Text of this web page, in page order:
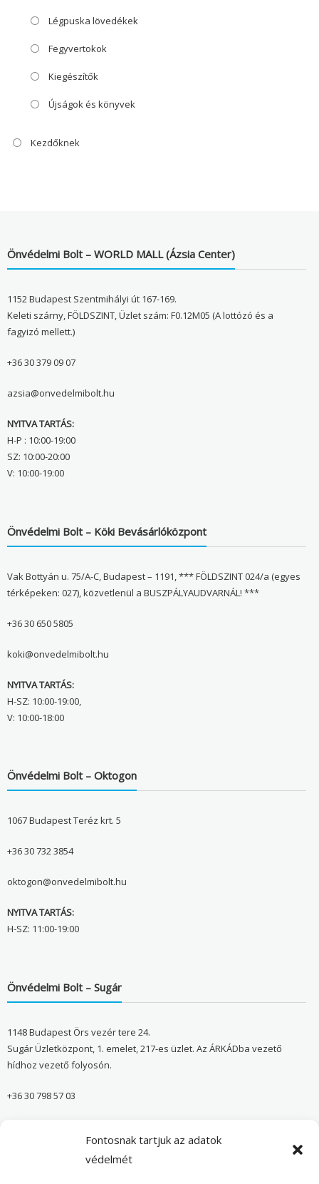
Fontosnak tartjuk az adatok
védelmét
Légpuska lövedékek
Fegyvertokok
Kiegészítők
Újságok és könyvek
Kezdőknek
Önvédelmi Bolt – WORLD MALL (Ázsia Center)
1152 Budapest Szentmihályi út 167-169.
Keleti szárny, FÖLDSZINT, Üzlet szám: F0.12M05 (A lottózó és a
fagyizó mellett.)
+36 30 379 09 07
azsia@onvedelmibolt.hu
NYITVA TARTÁS:
H-P : 10:00-19:00
SZ: 10:00-20:00
V: 10:00-19:00
Önvédelmi Bolt – Köki Bevásárlóközpont
Vak Bottyán u. 75/A-C, Budapest – 1191, *** FÖLDSZINT 024/a (egyes
térképeken: 027), közvetlenül a BUSZPÁLYAUDVARNÁL! ***
+36 30 650 5805
koki@onvedelmibolt.hu
NYITVA TARTÁS:
H-SZ: 10:00-19:00,
V: 10:00-18:00
Önvédelmi Bolt – Oktogon
1067 Budapest Teréz krt. 5
+36 30 732 3854
oktogon@onvedelmibolt.hu
NYITVA TARTÁS:
H-SZ: 11:00-19:00
Önvédelmi Bolt – Sugár
1148 Budapest Örs vezér tere 24.
Sugár Üzletközpont, 1. emelet, 217-es üzlet. Az ÁRKÁDba vezető
hídhoz vezető folyosón.
+36 30 798 57 03